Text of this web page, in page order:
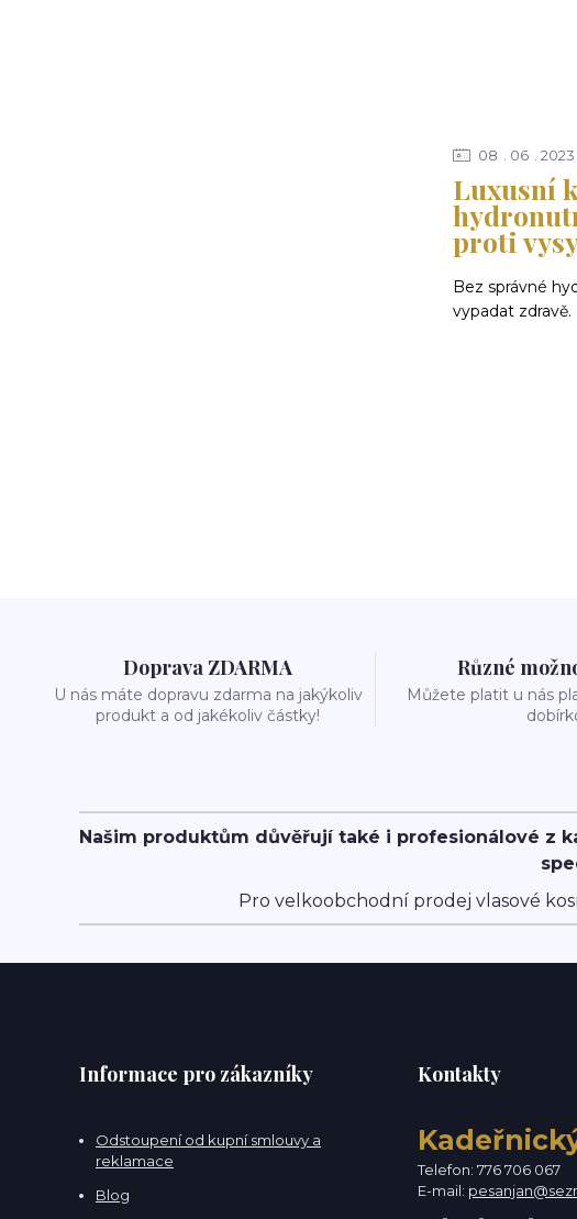
Luxusní
proti
08 06 2023
Bez správné
vypadat zdravě.
Doprava ZDARMA
U nás máte dopravu zdarma na jakýkoliv
produkt a od jakékoliv částky!
Různé
Můžete platit u nás
Našim produktům důvěřují také i profesionálové z
Pro velkoobchodní prodej vlasové
Informace pro zákazníky
Odstoupení od kupní smlouvy a
reklamace
Blog
Kontakty
Telefon: 776 706 067
E-mail: